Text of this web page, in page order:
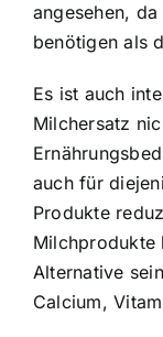
angesehen,
benötigen als
Es ist auch
Milchersatz
auch für
Produkte
Milchprodukte
Alternative
Calcium,